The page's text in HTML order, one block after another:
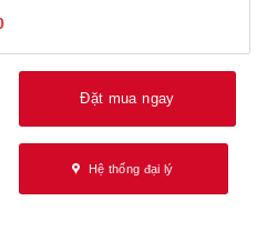
Đặt mua ngay
Hệ thống đại lý